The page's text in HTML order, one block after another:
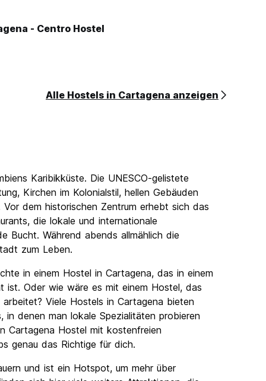
- Centro Hostel
Alle Hostels in Cartagena anzeigen
Karibikküste. Die UNESCO-gelistete
Kirchen im Kolonialstil, hellen Gebäuden
dem historischen Zentrum erhebt sich das
die lokale und internationale
Bucht. Während abends allmählich die
zum Leben.
in einem Hostel in Cartagena, das in einem
ist. Oder wie wäre es mit einem Hostel, das
Viele Hostels in Cartagena bieten
denen man lokale Spezialitäten probieren
Cartagena Hostel mit kostenfreien
genau das Richtige für dich.
und ist ein Hotspot, um mehr über